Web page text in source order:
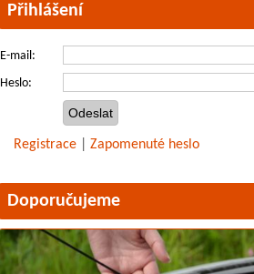
Přihlášení
E-mail:
Heslo:
Registrace Zapomenuté heslo
Doporučujeme